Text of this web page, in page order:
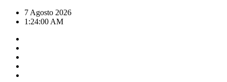
7 Agosto 2026
1:24:01 AM